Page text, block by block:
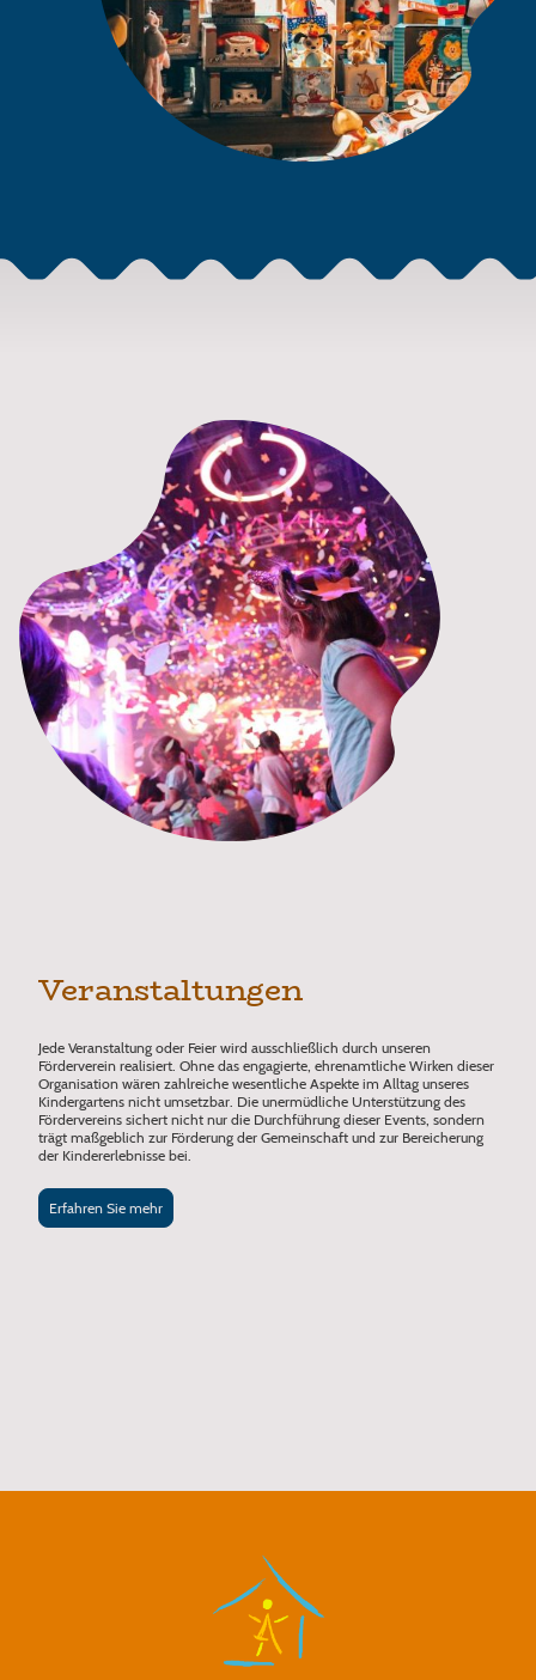
Veranstaltungen
Jede Veranstaltung oder Feier wird ausschließlich durch unseren
Förderverein realisiert. Ohne das engagierte, ehrenamtliche Wirken dieser
Organisation wären zahlreiche wesentliche Aspekte im Alltag unseres
Kindergartens nicht umsetzbar. Die unermüdliche Unterstützung des
Fördervereins sichert nicht nur die Durchführung dieser Events, sondern
trägt maßgeblich zur Förderung der Gemeinschaft und zur Bereicherung
der Kindererlebnisse bei.
Erfahren Sie mehr